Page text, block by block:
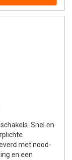
Snel en
met nood-
en een